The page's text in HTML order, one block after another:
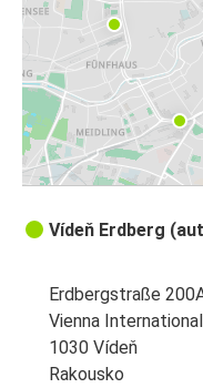
Vídeň Erdberg
Erdbergstraße
Vienna
1030 Vídeň
Rakousko